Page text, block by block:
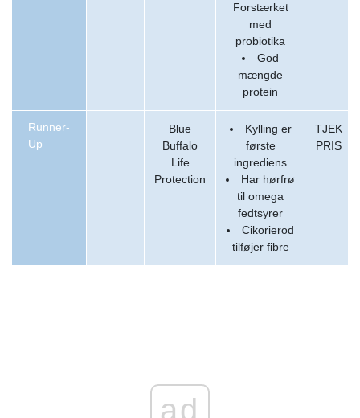
Forstærket
med
probiotika
God
mængde
protein
Runner-
Up
Blue
Buffalo
Life
Protection
Kylling er
første
ingrediens
Har hørfrø
til omega
fedtsyrer
Cikorierod
tilføjer fibre
TJEK
PRIS
ad